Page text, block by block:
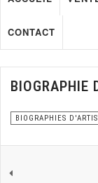
CONTACT
BIOGRAPHIE
BIOGRAPHIES